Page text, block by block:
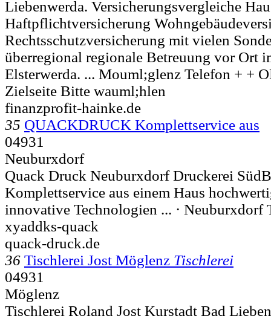
Liebenwerda. Versicherungsvergleiche
Haftpflichtversicherung
Rechtsschutzversicherung mit vielen
überregional regionale Betreuung vor Ort
Elsterwerda. ... Mouml;glenz Telefon + +
Zielseite Bitte wauml;hlen
finanzprofit-hainke.de
35 QUACKDRUCK Komplettservice aus
04931
Neuburxdorf
Quack Druck Neuburxdorf Druckerei
Komplettservice aus einem Haus
innovative Technologien ... · Neuburxdorf
xyaddks-quack
quack-druck.de
36 Tischlerei Jost Möglenz Tischlerei
04931
Möglenz
Tischlerei Roland Jost Kurstadt Bad